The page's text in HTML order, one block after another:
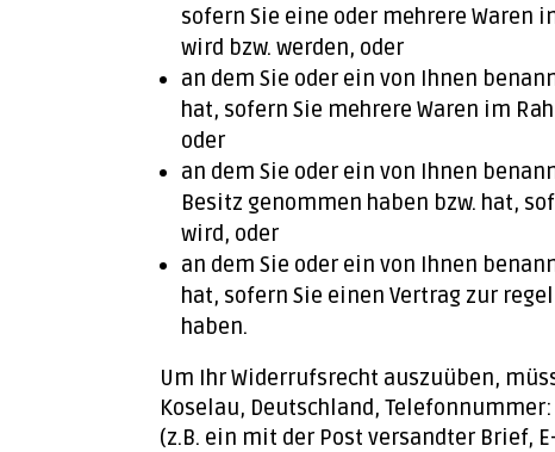
sofern Sie eine oder mehrere
wird bzw. werden, oder
an dem Sie oder ein von Ihnen
hat, sofern Sie mehrere Waren im
oder
an dem Sie oder ein von Ihnen
Besitz genommen haben bzw. hat,
wird, oder
an dem Sie oder ein von Ihnen
hat, sofern Sie einen Vertrag zur
haben.
Um Ihr Widerrufsrecht auszuüben,
Koselau, Deutschland,
(z.B. ein mit der Post versandter Brief,